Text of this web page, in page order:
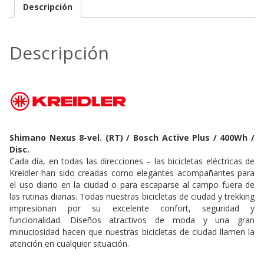
(RT)
Descripción
Descripción
Shimano Nexus 8-vel. (RT) / Bosch Active Plus / 400Wh /
Disc.
Cada día, en todas las direcciones – las bicicletas eléctricas de
Kreidler han sido creadas como elegantes acompañantes para
el uso diario en la ciudad o para escaparse al campo fuera de
las rutinas diarias. Todas nuestras bicicletas de ciudad y trekking
impresionan por su excelente confort, seguridad y
funcionalidad. Diseños atractivos de moda y una gran
minuciosidad hacen que nuestras bicicletas de ciudad llamen la
atención en cualquier situación.